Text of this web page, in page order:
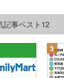
記事ベスト12